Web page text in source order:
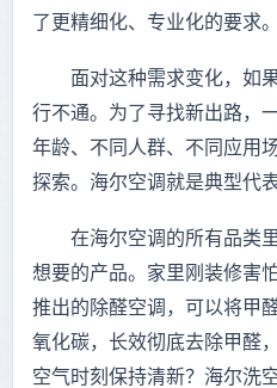
了更精细化、专业化的要求。
面对这种需求变化，如果
行不通。为了寻找新出路，
年龄、不同人群、不同应用
探索。海尔空调就是典型代表
在海尔空调的所有品类里
想要的产品。家里刚装修害
推出的除醛空调，可以将甲
氧化碳，长效彻底去除甲醛
空气时刻保持清新？海尔洗